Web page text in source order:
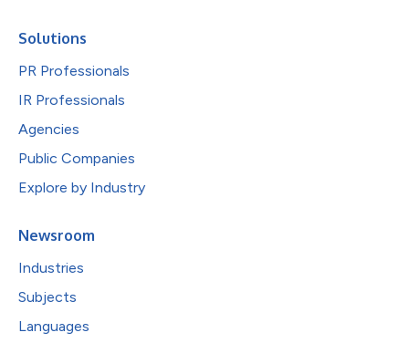
Solutions
PR Professionals
IR Professionals
Agencies
Public Companies
Explore by Industry
Newsroom
Industries
Subjects
Languages